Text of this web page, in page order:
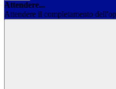
Attendere...
Attendere il completamento